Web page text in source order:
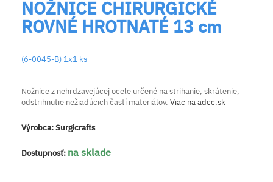
NOŽNICE CHIRURGICKÉ
ROVNÉ HROTNATÉ 13 cm
(6-0045-B) 1x1 ks
Nožnice z nehrdzavejúcej ocele určené na strihanie, skrátenie,
odstrihnutie nežiadúcich častí materiálov. Viac na adcc.sk
Výrobca:Surgicrafts
Dostupnosť: na sklade